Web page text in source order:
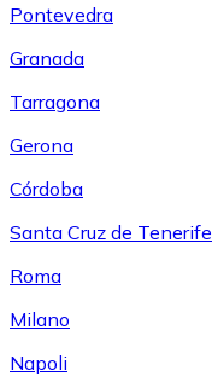
Pontevedra
Granada
Tarragona
Gerona
Córdoba
Santa Cruz de Tenerife
Roma
Milano
Napoli